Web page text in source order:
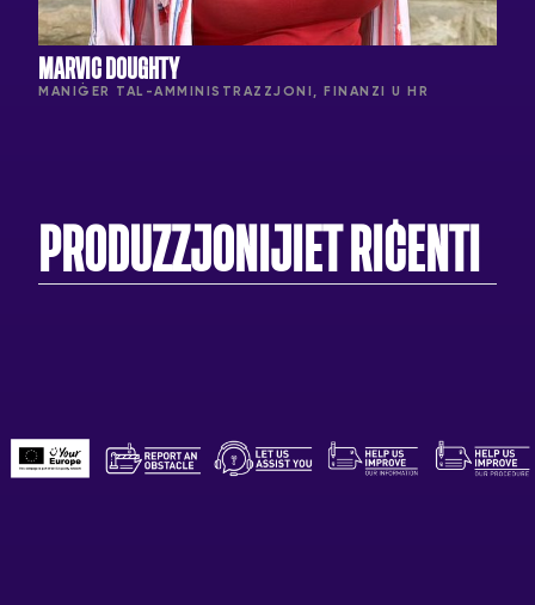
MARVIC DOUGHTY
MANIĠER TAL-AMMINISTRAZZJONI, FINANZI U HR
PRODUZZJONIJIET RIĊENTI